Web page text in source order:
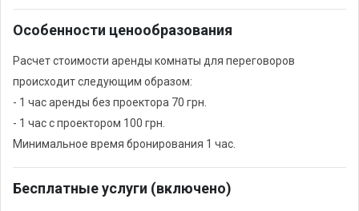
Особенности ценообразования
Расчет стоимости аренды комнаты для переговоров
происходит следующим образом:
- 1 час аренды без проектора 70 грн.
- 1 час с проектором 100 грн.
Минимальное время бронирования 1 час.
Бесплатные услуги (включено)